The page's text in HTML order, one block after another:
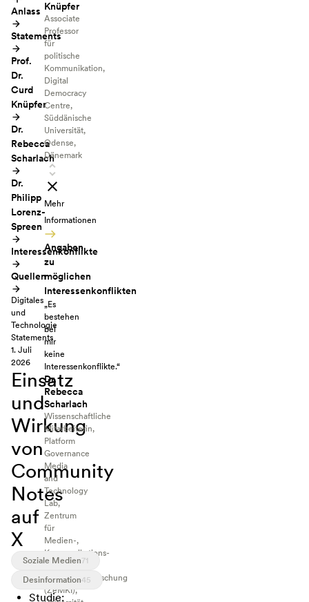
Anlass
Statements
Prof.
Dr.
Curd
Knüpfer
Dr.
Rebecca
Scharlach
Dr.
Philipp
Lorenz-
Spreen
Interessenkonflikte
Quellen
Digitales
und
Technologie
Statements
1. Juli
2026
Einsatz
und
Wirkung
von
Community
Notes
auf
X
Soziale Medien71
Desinformation45
Studie:
Knüpfer
Associate
Professor
für
politische
Kommunikation,
Digital
Democracy
Centre,
Süddänische
Universität,
Odense,
Dänemark
Mehr
Informationen
Angaben
zu
möglichen
Interessenkonflikten
„Es
bestehen
bei
mir
keine
Interessenkonflikte.“
Dr.
Rebecca
Scharlach
Wissenschaftliche
Mitarbeiterin,
Platform
Governance
Media
and
Technology
Lab,
Zentrum
für
Medien-,
Kommunikations-
und
Informationsforschung
(ZeMKI),